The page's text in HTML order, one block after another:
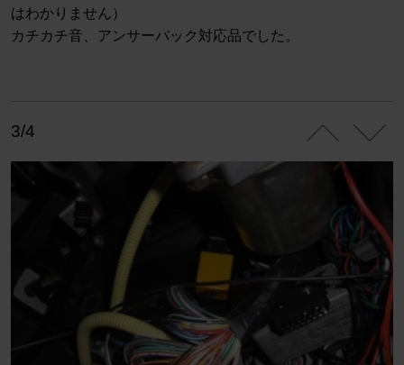
はわかりません）
カチカチ音、アンサーバック対応品でした。
3/4